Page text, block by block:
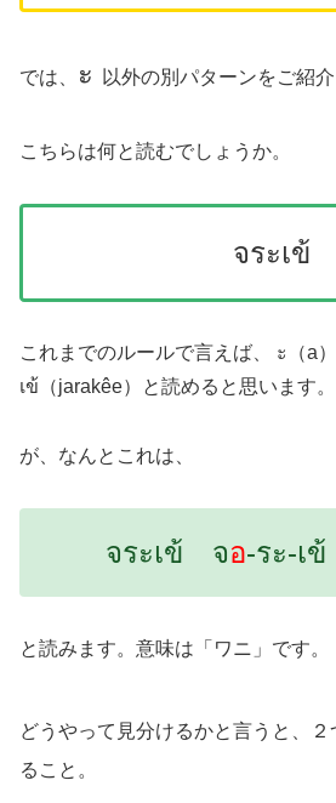
では、 ะ 以外の別パターンをご紹介
こちらは何と読むでしょうか。
จระเข้
これまでのルールで言えば、 ะ（a
เข้（jarakêe）と読めると思います。
が、なんとこれは、
จระเข้ จอ-ระ-เข้
と読みます。意味は「ワニ」です。
どうやって見分けるかと言うと、
ること。